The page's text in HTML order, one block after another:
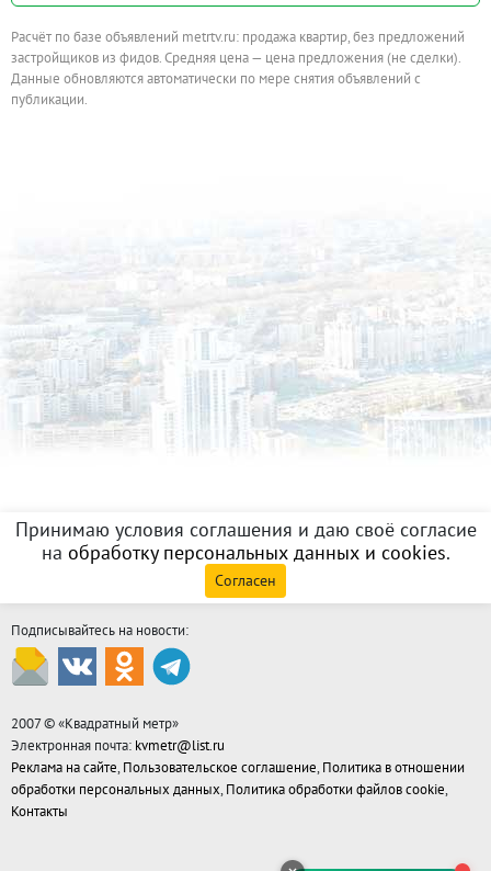
Расчёт по базе объявлений metrtv.ru: продажа квартир, без предложений
застройщиков из фидов. Средняя цена — цена предложения (не сделки).
Данные обновляются автоматически по мере снятия объявлений с
публикации.
Принимаю условия соглашения и даю своё согласие
на обработку персональных данных и cookies.
Согласен
Подписывайтесь на новости:
2007 © «Квадратный метр»
Электронная почта: kvmetr@list.ru
Реклама на сайте, Пользовательское соглашение, Политика в отношении
обработки персональных данных, Политика обработки файлов cookie,
Контакты